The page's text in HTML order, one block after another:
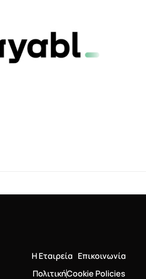
Η Εταιρεία Επικοινωνία
ΠολιτικήCookie Policies